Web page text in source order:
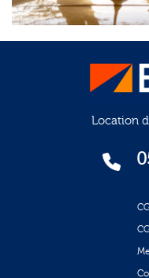
Location